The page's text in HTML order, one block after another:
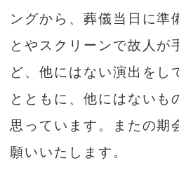
ングから、葬儀当日に準
とやスクリーンで故人が
ど、他にはない演出をし
とともに、他にはないも
思っています。またの期
願いいたします。